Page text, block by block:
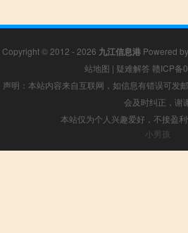
Copyright © 2012 - 2026 九江信息港 Powered by
站地图 | 疑难解答 赣ICP备
声明：本站内容来自互联网，如信息有错误可发
会及时纠正，谢
本站仅为个人兴趣爱好，不接盈
小男孩